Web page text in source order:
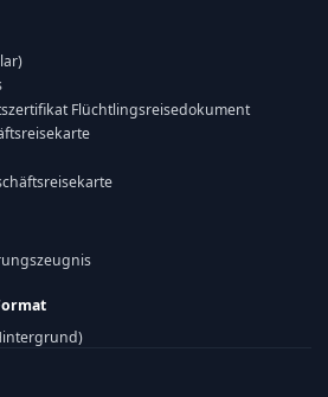
Flüchtlingsreisedokument